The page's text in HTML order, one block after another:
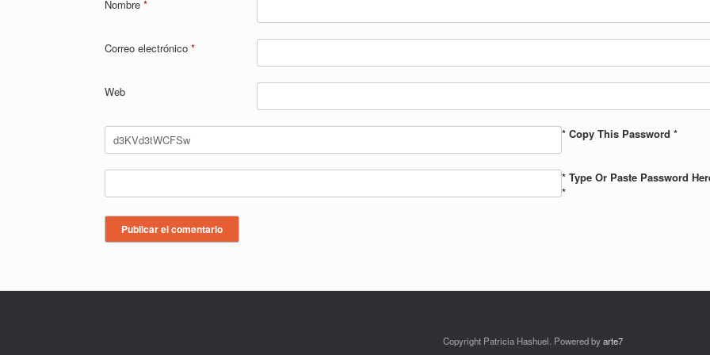
Nombre *
Correo electrónico *
Web
* Copy This Password *
* Type Or Paste Password
*
Copyright Patricia Hashuel. Powered byarte7